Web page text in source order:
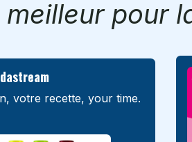
pour
votre recette, your time.